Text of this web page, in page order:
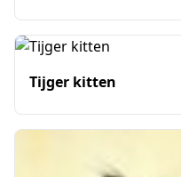
Tijger kitten